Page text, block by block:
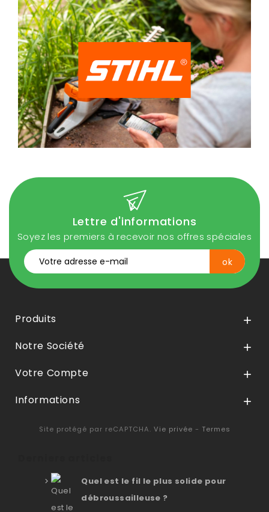
Lettre d'informations
Soyez les premiers à recevoir nos offres spéciales
Produits 
Notre Société 
Votre Compte 
Informations 
Site protégé par reCAPTCHA. Vie privée - Termes
Quel est le fil le plus solide pour
débroussailleuse ?